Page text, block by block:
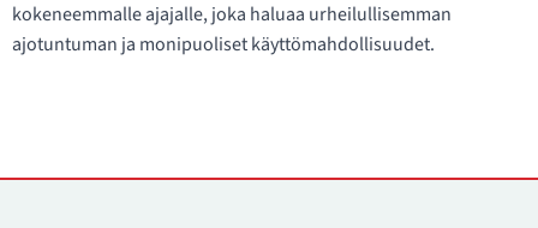
kokeneemmalle ajajalle, joka haluaa urheilullisemman
ajotuntuman ja monipuoliset käyttömahdollisuudet.